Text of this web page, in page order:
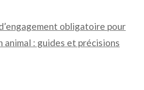
obligatoire pour
animal : guides et précisions